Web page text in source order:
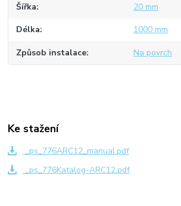
Šířka 20 mm
Délka 1000 mm
Způsob instalace Na povrch
Ke stažení
_ps_776ARC12_manual.pdf
_ps_776Katalog-ARC12.pdf